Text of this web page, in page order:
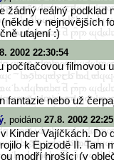
žádný reálný podklad
v nejnovějších
utajení :)
2002 22:30:54
počítačovou filmovou
fantazie nebo už
, poidáno 27.8. 2002
Kinder Vajíčkách. Do
k Epizodě II. Tam
modří hrošíci (v